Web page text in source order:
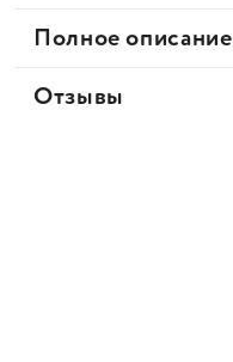
Полное описание
Отзывы